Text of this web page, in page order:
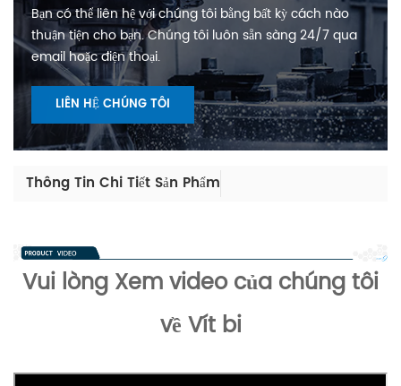
Bạn có thể liên hệ với chúng tôi bằng bất kỳ cách nào
thuận tiện cho bạn. Chúng tôi luôn sẵn sàng 24/7 qua
email hoặc điện thoại.
LIÊN HỆ CHÚNG TÔI
Thông Tin Chi Tiết Sản Phẩm
Vui lòng Xem video của chúng tôi
về Vít bi